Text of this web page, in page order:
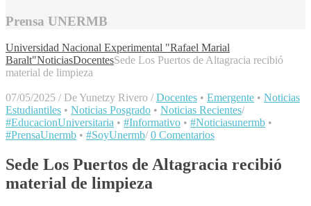
Prensa UNERMB
Universidad Nacional Experimental "Rafael Marial
Baralt"NoticiasDocentesSede Los Puertos de Altagracia recibió
material de limpieza
07/05/2025 / De Yunetzy Rivero / Docentes • Emergente • Noticias
Estudiantiles • Noticias Posgrado • Noticias Recientes/
#EducacionUniversitaria • #Informativo • #Noticiasunermb •
#PrensaUnermb • #SoyUnermb/ 0 Comentarios
Sede Los Puertos de Altagracia recibió
material de limpieza